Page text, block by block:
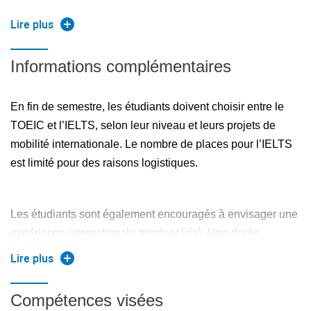
Premiers pas dans la pratique du débat
Décrire des données visuelles et des processus
Rédiger un rapport technique dans un style approprié
Lire plus
Informations complémentaires
En fin de semestre, les étudiants doivent choisir entre le
TOEIC et l’IELTS, selon leur niveau et leurs projets de
mobilité internationale. Le nombre de places pour l’IELTS
est limité pour des raisons logistiques.
Les étudiants sont également encouragés à envisager une
expérience internationale pendant l’été. Une durée
maximale de 4 semaines peut être validée comme mobilité
(bénévolat en fermes ou projets écologiques) sont
Lire plus
Compétences visées